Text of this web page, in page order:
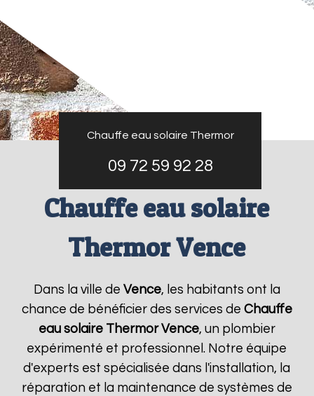
Chauffe eau solaire Thermor
09 72 59 92 28
Chauffe eau solaire
Thermor Vence
Dans la ville de Vence, les habitants ont la
chance de bénéficier des services de Chauffe
eau solaire Thermor Vence, un plombier
expérimenté et professionnel. Notre équipe
d'experts est spécialisée dans l'installation, la
réparation et la maintenance de systèmes de